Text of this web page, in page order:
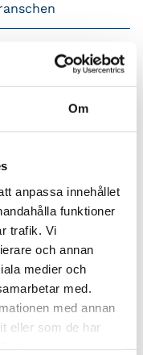
Om
anpassa innehållet
funktioner
trafik. Vi
och annan
medier och
med.
med annan
eller som de har
organisationer
hållbart